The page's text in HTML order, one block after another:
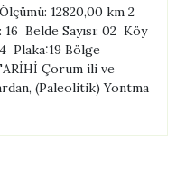
12820,00 km 2
16 Belde Sayısı: 02 Köy
Plaka:19 Bölge
Çorum ili ve
(Paleolitik) Yontma